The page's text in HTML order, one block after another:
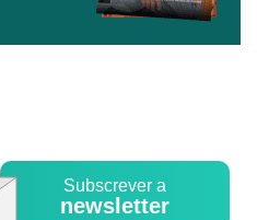
Subscrever a
newsletter